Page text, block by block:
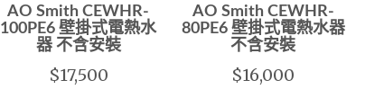
AO Smith CEWHR-
100PE6 壁掛式電熱水
器 不含安裝
$17,500
AO Smith CEWHR-
80PE6 壁掛式電熱水器
不含安裝
$16,000